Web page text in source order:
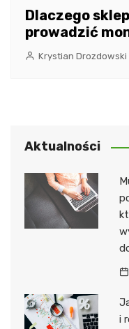
Dlaczego
prowadzić
Krystian Drozdowski
Aktualności
i